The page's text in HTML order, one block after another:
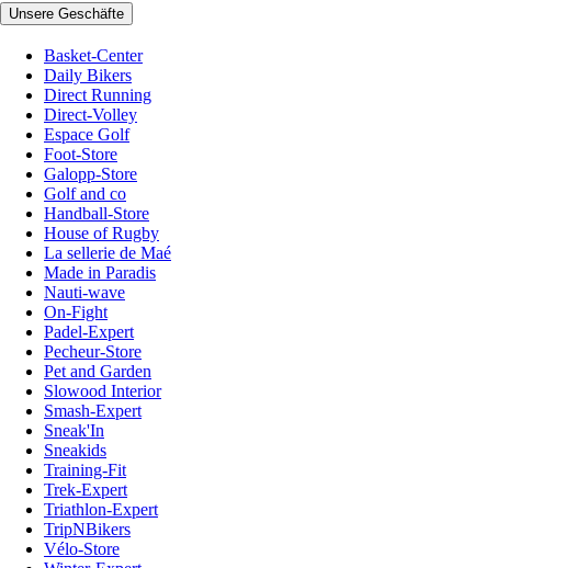
Unsere Geschäfte
Basket-Center
Daily Bikers
Direct Running
Direct-Volley
Espace Golf
Foot-Store
Galopp-Store
Golf and co
Handball-Store
House of Rugby
La sellerie de Maé
Made in Paradis
Nauti-wave
On-Fight
Padel-Expert
Pecheur-Store
Pet and Garden
Slowood Interior
Smash-Expert
Sneak'In
Sneakids
Training-Fit
Trek-Expert
Triathlon-Expert
TripNBikers
Vélo-Store